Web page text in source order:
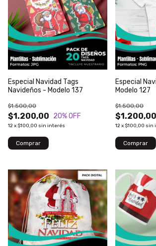
Especial Navidad Tags
Navideños - Modelo 137
$1.200,00
$1.500,00
20% OFF
12x $100,00 sin interés
Especial
Modelo 127
$1.200,00
$1.500,00
12x $100,00 sin